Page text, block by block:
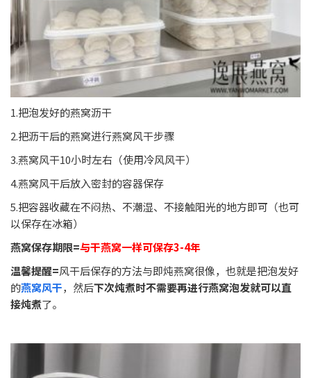
1.把泡发好的燕窝沥干
2.把沥干后的燕窝进行燕窝风干步骤
3.燕窝风干10小时左右（使用冷风风干）
4.燕窝风干后放入密封的容器保存
5.把容器收藏在不闷热、不潮湿、不接触阳光的地方即可（也可
以保存在冰箱）
燕窝保存期限=与干燕窝一样可保存3-4年
温馨提醒=风干后保存的方法与即炖燕窝很像，也就是把泡发好
的燕窝风干，然后下次炖煮时不需要再进行燕窝泡发就可以直
接炖煮了。